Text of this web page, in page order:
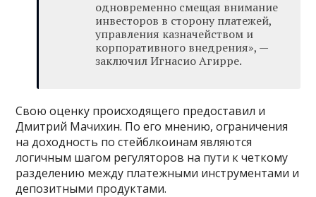
одновременно смещая внимание
инвесторов в сторону платежей,
управления казначейством и
корпоративного внедрения», —
заключил Игнасио Агирре.
Свою оценку происходящего предоставил и
Дмитрий Мачихин. По его мнению, ограничения
на доходность по стейблкоинам являются
логичным шагом регуляторов на пути к четкому
разделению между платежными инструментами и
депозитными продуктами.